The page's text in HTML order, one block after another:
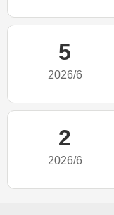
5
2026/6
2
2026/6